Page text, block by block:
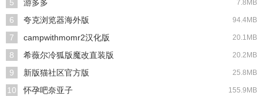
5 游多多 7.8MB
6 夸克浏览器海外版 94.4MB
7 campwithmomr2汉化版 20.1MB
8 希薇尔冷狐版魔改直装版 20.2MB
9 新版猫社区官方版 25.8MB
10 怀孕吧奈亚子 155.9MB